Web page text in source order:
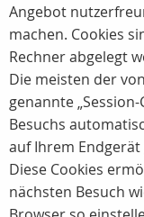
Angebot
machen. Cookies
Rechner abgelegt
Die meisten der
genannte
Besuchs
auf Ihrem
Diese Cookies
nächsten Besuch